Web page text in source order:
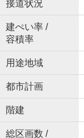
接道状況
建ぺい率 /
容積率
用途地域
都市計画
階建
総区画数 /